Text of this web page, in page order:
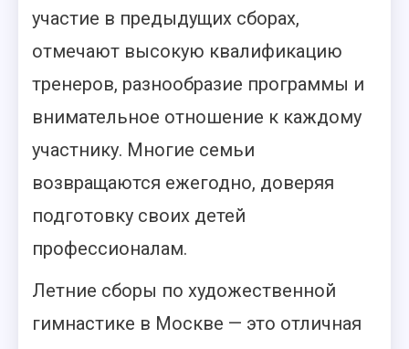
участие в предыдущих сборах,
отмечают высокую квалификацию
тренеров, разнообразие программы и
внимательное отношение к каждому
участнику. Многие семьи
возвращаются ежегодно, доверяя
подготовку своих детей
профессионалам.
Летние сборы по художественной
гимнастике в Москве — это отличная